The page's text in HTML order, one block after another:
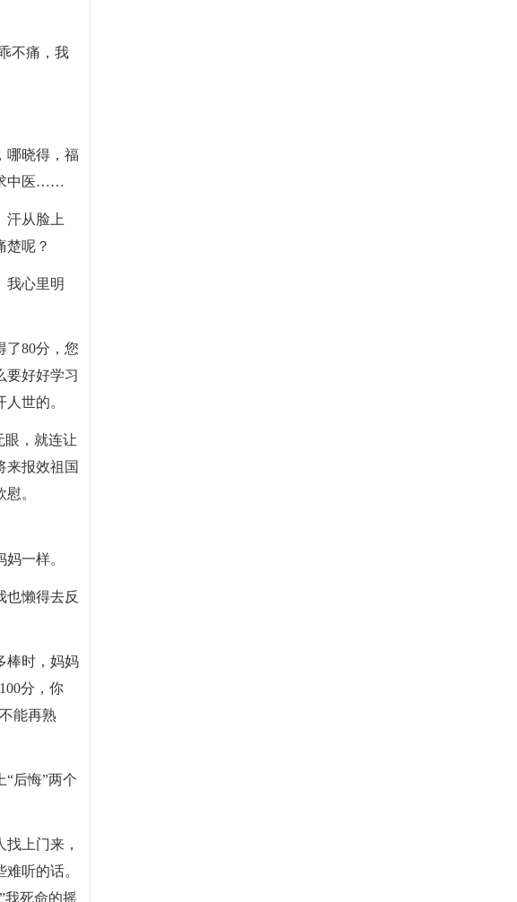
不痛，我
哪晓得，福
中医……
汗从脸上
楚呢？
我心里明
了80分，您
要好好学习
世的。
眼，就连让
来报效祖国
。
一样。
也懒得去反
棒时，妈妈
分，你
能再熟
后悔”两个
上门来，
听的话。
我死命的摇